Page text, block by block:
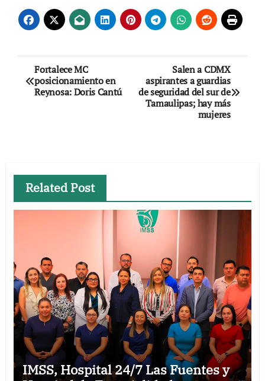
Navegación
de
Fortalece MC
posicionamiento en
Reynosa: Doris Cantú
Salen a CDMX
aspirantes a guardias
de seguridad del sur de
Tamaulipas; hay más
mujeres
Related Post
IMSS, Hospital 24/7 Las Fuentes y